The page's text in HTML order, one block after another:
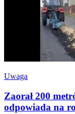
Uwaga
Zaorał 200
odpowiada na